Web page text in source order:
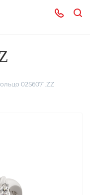
02S6071.ZZ